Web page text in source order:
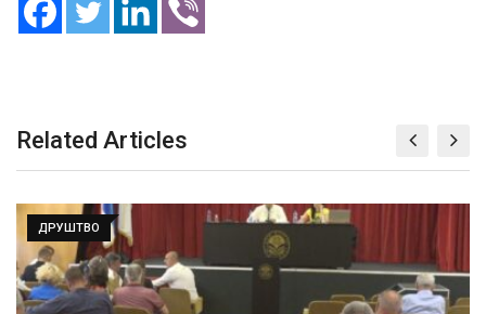
Related Articles
ДРУШТВО